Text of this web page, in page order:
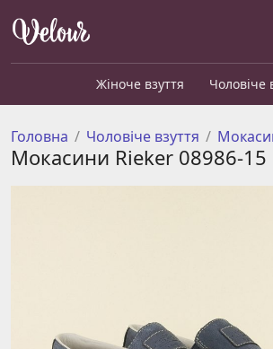
Жіноче взуття Чоловіче
Головна Чоловіче взуття
Мокасини Rieker 08986-15